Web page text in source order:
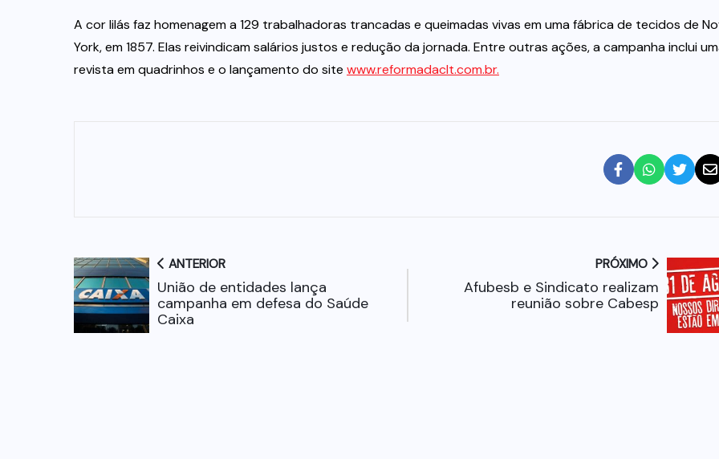
A cor lilás faz homenagem a 129 trabalhadoras trancadas e queimadas vivas em uma fábrica de tecidos de
York, em 1857. Elas reivindicam salários justos e redução da jornada. Entre outras ações, a campanha inclui
revista em quadrinhos e o lançamento do site www.reformadaclt.com.br.
ANTERIOR
União de entidades lança
campanha em defesa do Saúde
Caixa
PRÓXIMO
Afubesb e Sindicato realizam
reunião sobre Cabesp